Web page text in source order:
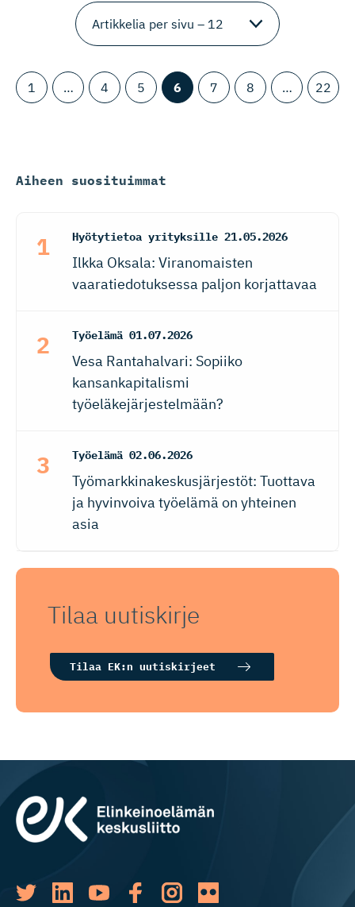
1 … 4 5 6 7 8 … 22
Aiheen suosituimmat
Hyötytietoa yrityksille 21.05.2026
Ilkka Oksala: Viranomaisten
vaaratiedotuksessa paljon korjattavaa
Työelämä 01.07.2026
Vesa Rantahalvari: Sopiiko
kansankapitalismi
työeläkejärjestelmään?
Työelämä 02.06.2026
Työmarkkinakeskusjärjestöt: Tuottava
ja hyvinvoiva työelämä on yhteinen
asia
Tilaa uutiskirje
Tilaa EK:n uutiskirjeet